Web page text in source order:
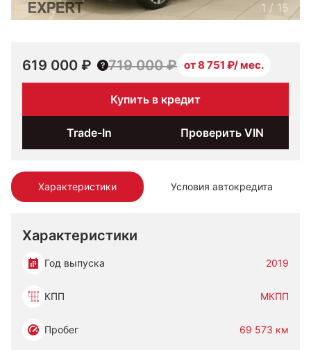
Характеристики Условия автокредита
Характеристики
Год выпуска 2019
КПП МКПП
Пробег 69 573 км
1 / 15
619 000 ₽ 719 000 ₽ от 8 751 ₽/ мес.
Купить в кредит
Trade-In Проверить VIN